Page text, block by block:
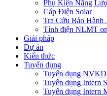
Phụ Kiện Năng
Cáp Điện Solar
Tra Cứu Bảo Hành
Tính điện NLMT
Giải pháp
Dự án
Kiến thức
Tuyển dụng
Tuyển dụng NVKD
Tuyển dụng Intern
Tuyển dụng Intern